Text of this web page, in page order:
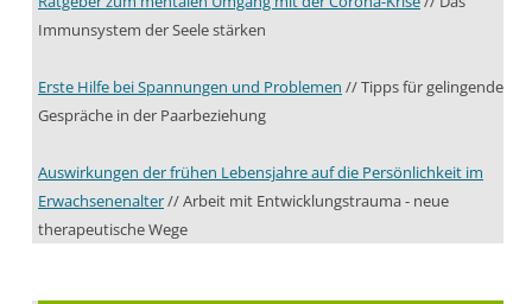
Immunsystem der Seele stärken
Erste Hilfe bei Spannungen und Problemen // Tipps für gelingende
Gespräche in der Paarbeziehung
Auswirkungen der frühen Lebensjahre auf die Persönlichkeit im
Erwachsenenalter// Arbeit mit Entwicklungstrauma - neue
therapeutische Wege